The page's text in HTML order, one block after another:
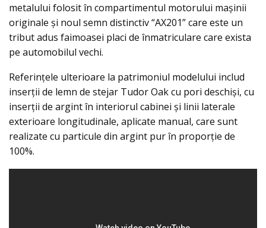
metalului folosit în compartimentul motorului maşinii
originale și noul semn distinctiv “AX201” care este un
tribut adus faimoasei placi de înmatriculare care exista
pe automobilul vechi.
Referințele ulterioare la patrimoniul modelului includ
inserţii de lemn de stejar Tudor Oak cu pori deschişi, cu
inserții de argint în interiorul cabinei și linii laterale
exterioare longitudinale, aplicate manual, care sunt
realizate cu particule din argint pur în proporţie de
100%.